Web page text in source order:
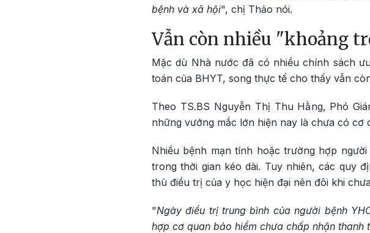
bệnh và xã hội", chị Thảo nói.
Vẫn còn nhiều "khoảng
Mặc dù Nhà nước đã có nhiều chính sách
toán của BHYT, song thực tế cho thấy vẫn
Theo TS.BS Nguyễn Thị Thu Hằng, Phó
những vướng mắc lớn hiện nay là chưa có cơ
Nhiều bệnh mạn tính hoặc trường hợp
trong thời gian kéo dài. Tuy nhiên, các quy
thù điều trị của y học hiện đại nên đôi khi
"Ngày điều trị trung bình của người bệnh
hợp cơ quan bảo hiểm chưa chấp nhận